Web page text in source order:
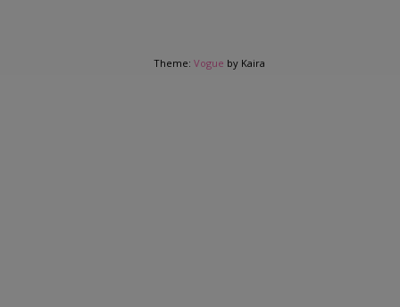
Theme: Vogue by Kaira